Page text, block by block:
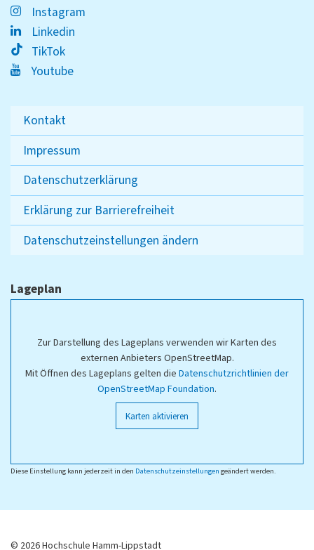
Instagram
Linkedin
TikTok
Youtube
Kontakt
Impressum
Datenschutzerklärung
Erklärung zur Barrierefreiheit
Datenschutzeinstellungen ändern
Lageplan
Zur Darstellung des Lageplans verwenden wir Karten des
externen Anbieters OpenStreetMap.
Mit Öffnen des Lageplans gelten die Datenschutzrichtlinien der
OpenStreetMap Foundation.
Karten aktivieren
Diese Einstellung kann jederzeit in den Datenschutzeinstellungen geändert werden.
© 2026 Hochschule Hamm-Lippstadt